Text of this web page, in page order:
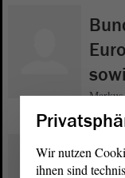
Wir nutzen
ihnen sind